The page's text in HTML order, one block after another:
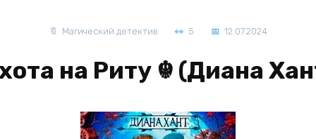
Магический детектив 5 12.07.2024
на Риту ☬ (Диана